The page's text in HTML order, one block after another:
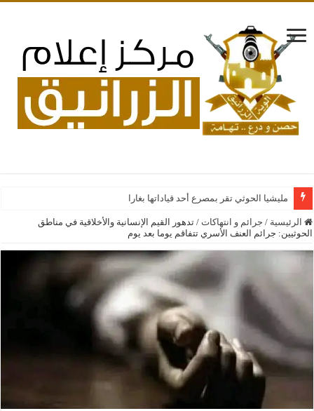
مليشيا الحوثي تقر بمصرع أحد قياداتها بغارات جوية سعودية عل
الرئيسية / جرائم و انتهاكات / تدهور القيم الإنسانية والأخلاقية في مناطق
الحوثيين: جرائم العنف الأسري تتفاقم يوما بعد يوم